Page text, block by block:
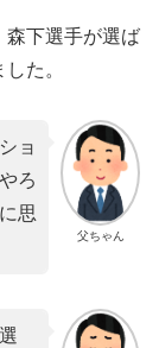
森下選手が選ば
た。
父ちゃん
ョ
ろ
思